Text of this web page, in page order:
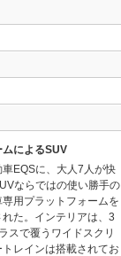
によるSUV
EQSに、大人7人が快
ならではの使い勝手の
用プラットフォームを
た。インテリアは、3
スで覆うワイドスクリ
レインは搭載されてお